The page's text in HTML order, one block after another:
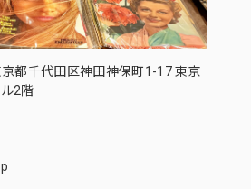
都千代田区神田神保町1-17 東京
2階